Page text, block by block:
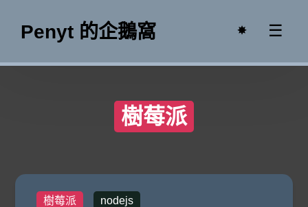
Penyt 的企鵝窩 ✸ ☰
樹莓派
樹莓派 nodejs